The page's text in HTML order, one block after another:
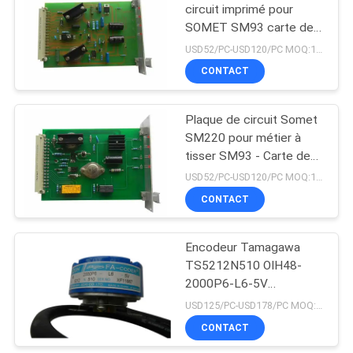
Reconditionnez le
métier à tisser de
tissage
14
Contrôleur
électronique de
jacquard
circuit imprimé pour
SOMET SM93 carte de
commande de pièces de
rechange pour métiers à
tisser
CONTACT
Plaque de circuit Somet
SM220 pour métier à
tisser SM93 - Carte de
commande de
remplacement
USD52/PC-USD120/PC MOQ:1 pièce
CONTACT
Encodeur Tamagawa
TS5212N510 OIH48-
2000P6-L6-5V
2000PPR 5V Encodeur
rotatif à arbre creux pour
métiers à tisser
USD125/PC-USD178/PC MOQ:1 pièce
CONTACT